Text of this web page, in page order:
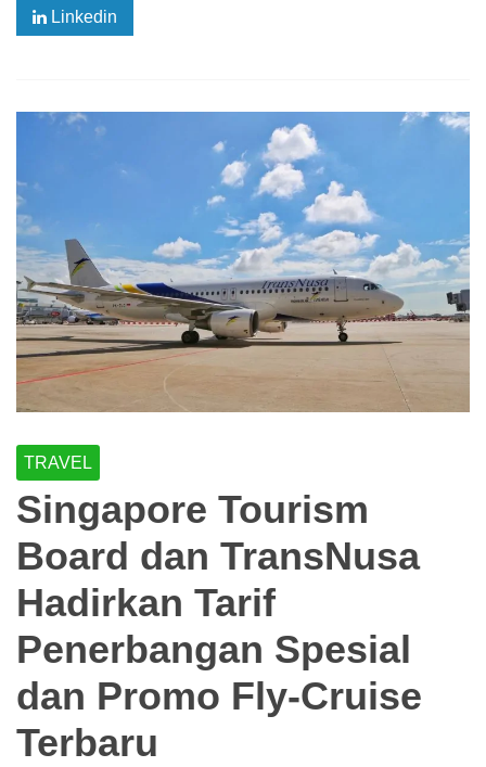
Linkedin
TRAVEL
Singapore Tourism
Board dan TransNusa
Hadirkan Tarif
Penerbangan Spesial
dan Promo Fly-Cruise
Terbaru